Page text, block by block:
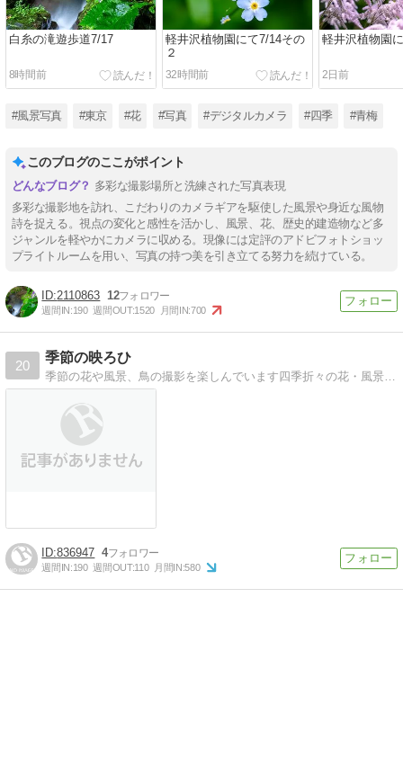
白糸の滝遊歩道7/17
8時間前
軽井沢植物園にて7/14その
２
32時間前
軽井沢植物園
2日前
#風景写真 #東京 #花 #写真 #デジタルカメラ #四季 #青梅
このブログのここがポイント
多彩な撮影場所と洗練された写真表現
多彩な撮影地を訪れ、こだわりのカメラギアを駆使した風景や身近な風物
詩を捉える。視点の変化と感性を活かし、風景、花、歴史的建造物など多
ジャンルを軽やかにカメラに収める。現像には定評のアドビフォトショッ
プライトルームを用い、写真の持つ美を引き立てる努力を続けている。
2110863 12
週間IN:190 週間OUT:1520 月間IN:700
20
季節の映ろひ
季節の花や風景、鳥の撮影を楽しんでいます四季折々の花・風景・行事そして鳥達の姿をカメラに収めています
836947 4
週間IN:190 週間OUT:110 月間IN:580